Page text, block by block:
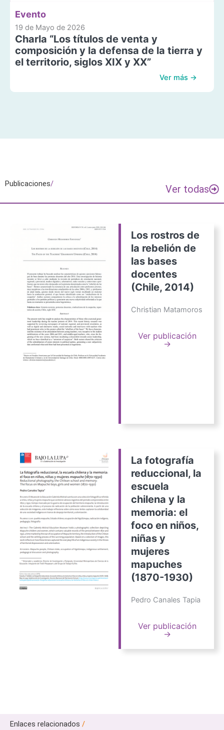
Evento
19 de Mayo de 2026
Charla “Los títulos de venta y
composición y la defensa de la tierra y
el territorio, siglos XIX y XX”
Ver más →
Publicaciones/ Ver todas
Los rostros de
la rebelión de
las bases
docentes
(Chile, 2014)
Christian Matamoros
Ver publicación
→
La fotografía
reduccional, la
escuela
chilena y la
memoria: el
foco en niños,
niñas y
mujeres
mapuches
(1870-1930)
Pedro Canales Tapia
Ver publicación
→
Enlaces relacionados /